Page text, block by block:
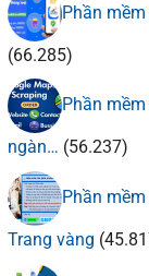
Phần
(66.285)
Phần
ngàn… (56.237)
Phần
Trang vàng